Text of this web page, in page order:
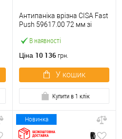
В наявності
Антипаніка врізна CISA Fast
Push 59617.00 72 мм зі
Ціна 10 136 грн.
У кошик
Купити в 1 клік
Новинка